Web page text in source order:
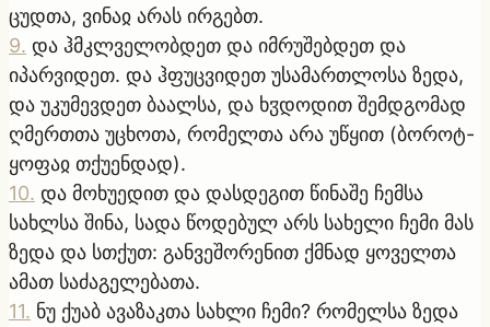
ცუდთა, ვინაჲ არას ირგებთ.
9. და ჰმკლველობდეთ და იმრუშებდეთ და
იპარვიდეთ. და ჰფუცვიდეთ უსამართლოსა ზედა,
და უკუმევდეთ ბაალსა, და ხჳდოდით შემდგომად
ღმერთთა უცხოთა, რომელთა არა უწყით (ბოროტ-
ყოფაჲ თქუენდად).
10. და მოხუედით და დასდეგით წინაშე ჩემსა
სახლსა შინა, სადა წოდებულ არს სახელი ჩემი მას
ზედა და სთქუთ: განვეშორენით ქმნად ყოველთა
ამათ საძაგელებათა.
11. ნუ ქუაბ ავაზაკთა სახლი ჩემი? რომელსა ზედა